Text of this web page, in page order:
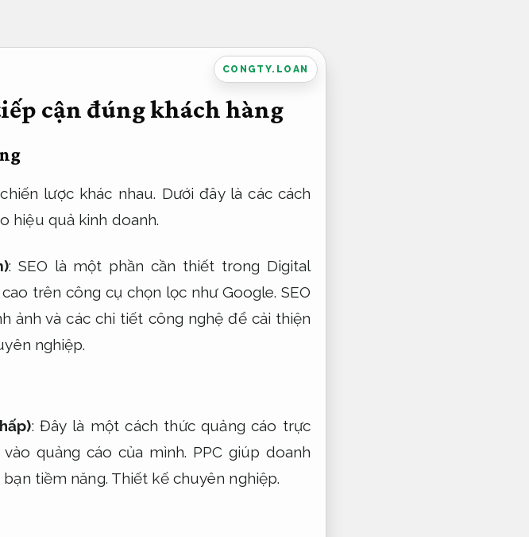
CONGTY.LOAN
cận đúng khách hàng
lược khác nhau. Dưới đây là các cách
hiệu quả kinh doanh.
: SEO là một phần cần thiết trong Digital
trên công cụ chọn lọc như Google. SEO
ảnh và các chi tiết công nghệ để cải thiện
nghiệp.
: Đây là một cách thức quảng cáo trực
quảng cáo của mình. PPC giúp doanh
tiềm năng. Thiết kế chuyên nghiệp.